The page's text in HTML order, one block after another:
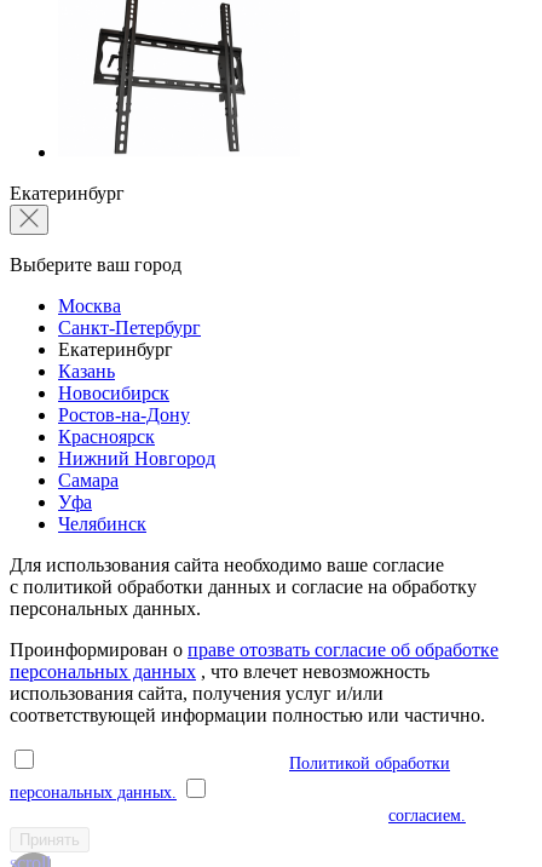
Екатеринбург
Выберите ваш город
Москва
Санкт-Петербург
Екатеринбург
Казань
Новосибирск
Ростов-на-Дону
Красноярск
Нижний Новгород
Самара
Уфа
Челябинск
Для использования сайта необходимо ваше согласие
с политикой обработки данных и согласие на обработку
персональных данных.
Проинформирован о праве отозвать согласие об обработке
персональных данных , что влечет невозможность
использования сайта, получения услуг и/или
соответствующей информации полностью или частично.
Политикой обработки
персональных данных.
согласием.
Принять
scroll